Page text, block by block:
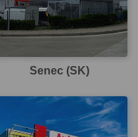
Senec (SK)